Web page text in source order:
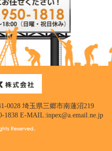
0028 埼玉県三郷市南蓮沼219
E-MAIL:inpex@a.email.ne.jp